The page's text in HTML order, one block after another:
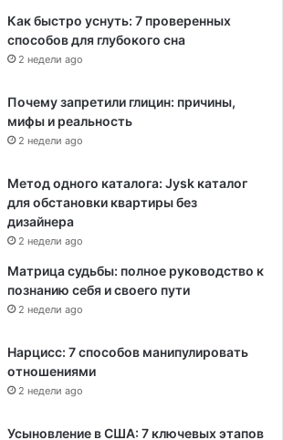
Как быстро уснуть: 7 проверенных
способов для глубокого сна
2 недели ago
Почему запретили глицин: причины,
мифы и реальность
2 недели ago
Метод одного каталога: Jysk каталог
для обстановки квартиры без
дизайнера
2 недели ago
Матрица судьбы: полное руководство к
познанию себя и своего пути
2 недели ago
Нарцисс: 7 способов манипулировать
отношениями
2 недели ago
Усыновление в США: 7 ключевых этапов